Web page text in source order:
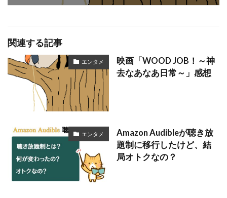
関連する記事
エンタメ
映画「WOOD JOB！～神
去なあなあ日常～」感想
エンタメ
Amazon Audibleが聴き放
題制に移行したけど、結
局オトクなの？